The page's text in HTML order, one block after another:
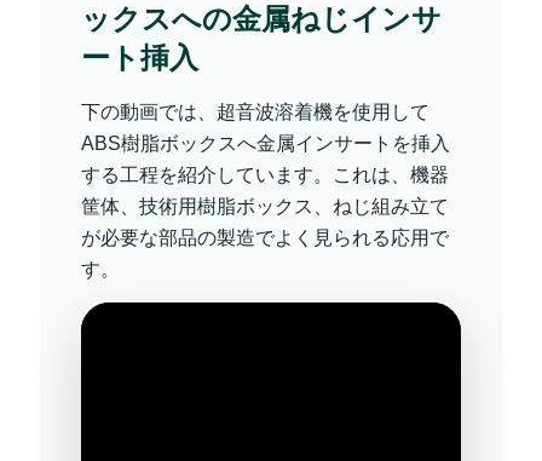
ックスへの金属ねじインサ
ート挿入
下の動画では、超音波溶着機を使用して
ABS樹脂ボックスへ金属インサートを挿入
する工程を紹介しています。これは、機器
筐体、技術用樹脂ボックス、ねじ組み立て
が必要な部品の製造でよく見られる応用で
す。